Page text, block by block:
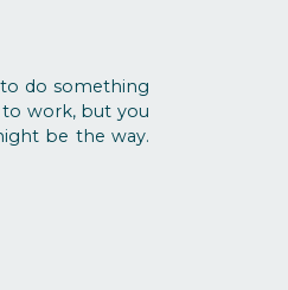
do something
to work, but you
be the way.